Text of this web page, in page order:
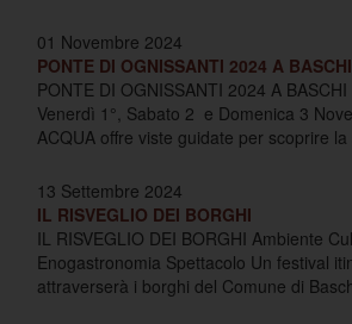
01 Novembre 2024
PONTE DI OGNISSANTI 2024 A BASCHI
PONTE DI OGNISSANTI 2024 A
Venerdì 1°, Sabato 2 e Domenica 3
ACQUA offre viste guidate per scoprire la
13 Settembre 2024
IL RISVEGLIO DEI BORGHI
IL RISVEGLIO DEI BORGHI Ambiente
Enogastronomia Spettacolo Un festival
attraverserà i borghi del Comune di